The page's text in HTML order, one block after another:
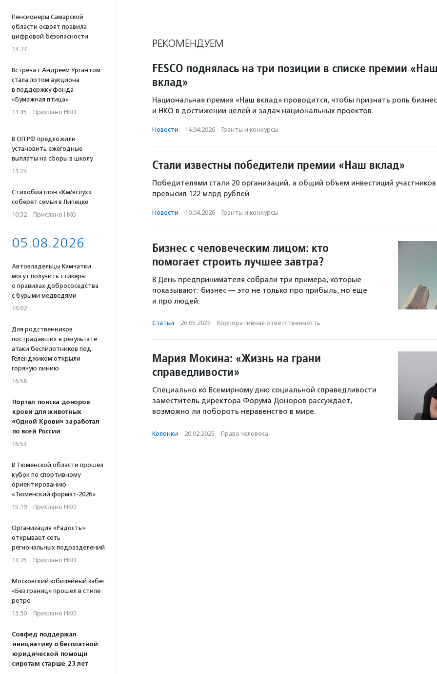
Пенсионеры Самарской
области освоят правила
цифровой безопасности
13:27
Встреча с Андреем Ургантом
стала лотом аукциона
в поддержку фонда
«Бумажная птица»
11:45 · Прислано НКО
В ОП РФ предложили
установить ежегодные
выплаты на сборы в школу
11:24
Стихобиатлон «Км/вслух»
соберет семьи в Липецке
10:32 · Прислано НКО
05.08.2026
Автовладельцы Камчатки
могут получить стикеры
о правилах добрососедства
с бурыми медведями
18:02
Для родственников
пострадавших в результате
атаки беспилотников под
Геленджиком открыли
горячую линию
16:58
Портал поиска доноров
крови для животных
«Одной Крови» заработал
по всей России
16:53
В Тюменской области прошел
кубок по спортивному
ориентированию
«Тюменский формат-2026»
15:19 · Прислано НКО
Организация «Радость»
открывает сеть
региональных подразделений
14:25 · Прислано НКО
Московский юбилейный забег
«Без границ» прошел в стиле
ретро
13:30 · Прислано НКО
Совфед поддержал
инициативу о бесплатной
юридической помощи
сиротам старше 23 лет
РЕКОМЕНДУЕМ
FESCO поднялась на три позиции в списке премии
вклад»
Национальная премия «Наш вклад» проводится, чтобы признать роль
и НКО в достижении целей и задач национальных проектов.
Новости · 14.04.2026 · Гранты и конкурсы
Стали известны победители премии «Наш вклад»
Победителями стали 20 организаций, а общий объем инвестиций участников
превысил 122 млрд рублей.
Новости · 10.04.2026 · Гранты и конкурсы
Бизнес с человеческим лицом: кто
помогает строить лучшее завтра?
В День предпринимателя собрали три примера, которые
показывают: бизнес — это не только про прибыль, но еще
и про людей.
Статьи · 26.05.2025 · Корпоративная ответственность
Мария Мокина: «Жизнь на грани
справедливости»
Специально ко Всемирному дню социальной справедливости
заместитель директора Форума Доноров рассуждает,
возможно ли побороть неравенство в мире.
Колонки · 20.02.2025 · Права человека